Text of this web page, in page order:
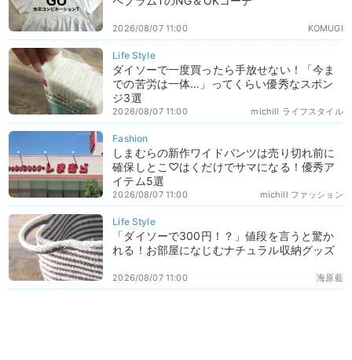
KOMUGI
2026/08/07 11:00
ダイソーで一度買ったら手放せない！「今ま
での苦労は一体…」ってくらい優秀なスポン
ジ3選
michill ライフスタイル
2026/08/07 11:00
しまむらの新作ワイドパンツは売り切れ前に
確保しとこ♡はくだけでサマになる！優秀ア
イテム5選
michill ファッション
2026/08/07 11:00
「ダイソーで300円！？」値段を言うと驚か
れる！お部屋になじむナチュラル収納グッズ
海原藍
2026/08/07 11:00